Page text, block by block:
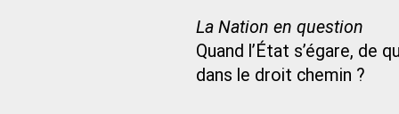
La Nation en question
Quand l’État s’égare, de
dans le droit chemin ?